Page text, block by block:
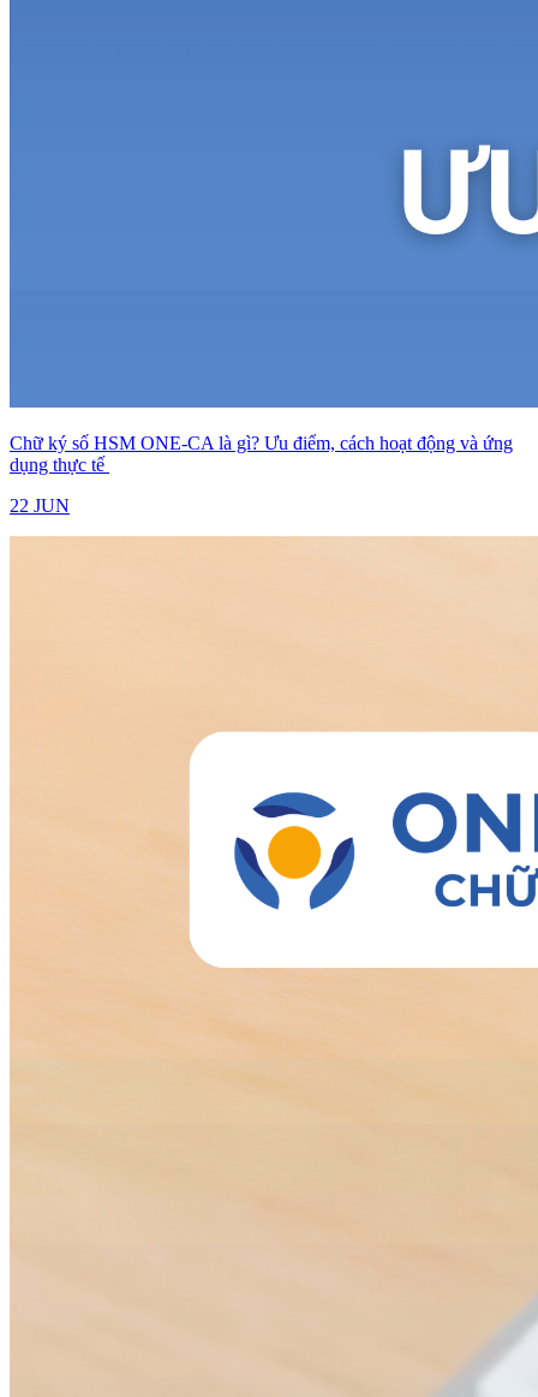
Chữ ký số HSM ONE-CA là gì? Ưu điểm, cách hoạt động và ứng
dụng thực tế
22 JUN